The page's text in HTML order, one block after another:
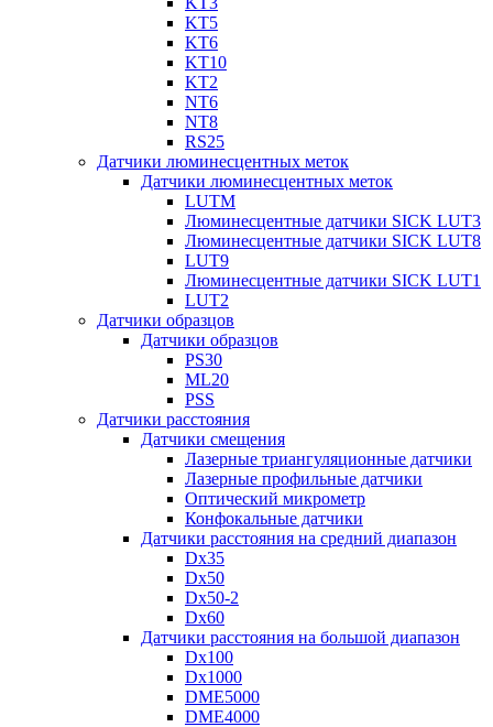
KT5
KT6
KT10
KT2
NT6
NT8
RS25
Датчики люминесцентных меток
Датчики люминесцентных меток
LUTM
Люминесцентные датчики SICK LUT3
Люминесцентные датчики SICK LUT8
LUT9
Люминесцентные датчики SICK LUT1
LUT2
Датчики образцов
Датчики образцов
PS30
ML20
PSS
Датчики расстояния
Датчики смещения
Лазерные триангуляционные датчики
Лазерные профильные датчики
Оптический микрометр
Конфокальные датчики
Датчики расстояния на средний диапазон
Dx35
Dx50
Dx50-2
Dx60
Датчики расстояния на большой диапазон
Dx100
Dx1000
DME5000
DME4000